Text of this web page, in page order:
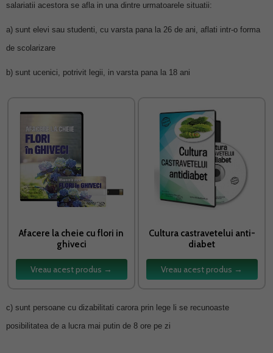
salariatii acestora se afla in una dintre urmatoarele situatii:
a) sunt elevi sau studenti, cu varsta pana la 26 de ani, aflati intr-o forma
de scolarizare
b) sunt ucenici, potrivit legii, in varsta pana la 18 ani
Afacere la cheie cu flori in
ghiveci
Vreau acest produs →
Cultura castravetelui anti-
diabet
Vreau acest produs →
c) sunt persoane cu dizabilitati carora prin lege li se recunoaste
posibilitatea de a lucra mai putin de 8 ore pe zi